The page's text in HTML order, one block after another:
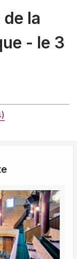
la
- le 3